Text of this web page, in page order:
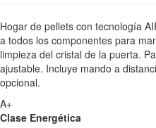
Hogar de pellets con tecnología
a todos los componentes para
limpieza del cristal de la puerta.
ajustable. Incluye mando a
opcional.
A+
Clase Energética